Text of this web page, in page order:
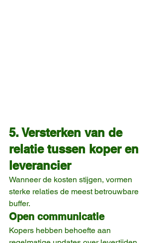
5. Versterken van de
relatie tussen koper en
leverancier
Wanneer de kosten stijgen, vormen
sterke relaties de meest betrouwbare
buffer.
Open communicatie
Kopers hebben behoefte aan